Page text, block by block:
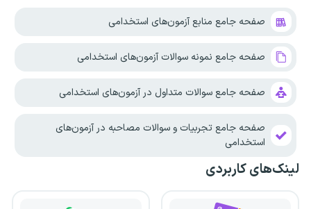
صفحه جامع منابع آزمون‌های استخدامی
صفحه جامع نمونه سوالات آزمون‌های استخدامی
صفحه جامع سوالات متداول در آزمون‌های استخدامی
صفحه جامع تجربیات و سوالات مصاحبه در آزمون‌های
استخدامی
لینک‌های کاربردی